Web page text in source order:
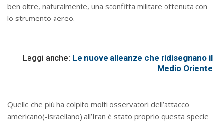
ben oltre, naturalmente, una sconfitta militare ottenuta con
lo strumento aereo.
Leggi anche: Le nuove alleanze che ridisegnano il
Medio Oriente
Quello che più ha colpito molti osservatori dell’attacco
americano(-israeliano) all’Iran è stato proprio questa specie